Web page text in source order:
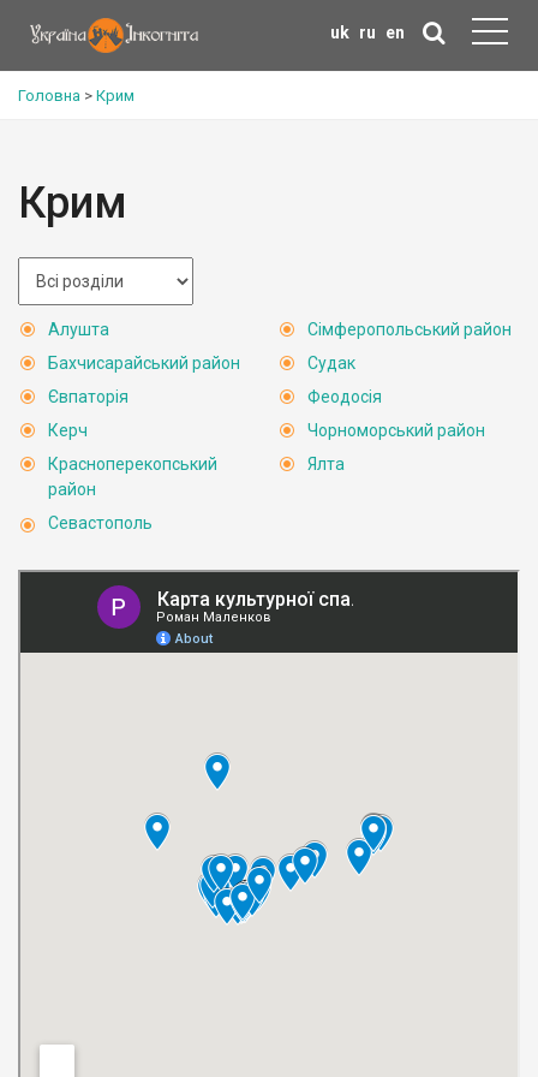
uk ru en
Головна > Крим
Крим
Алушта
Бахчисарайський район
Євпаторія
Керч
Красноперекопський
район
Севастополь
Сімферопольський район
Судак
Феодосія
Чорноморський район
Ялта